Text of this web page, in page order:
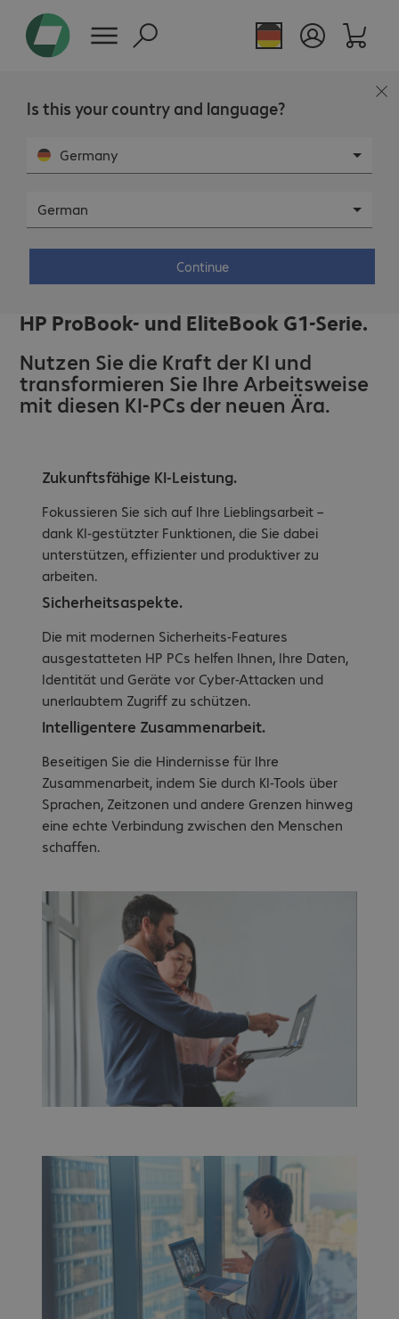
Is this your country and language?
Germany
German
Continue
HP ProBook- und EliteBook G1-Serie.
Nutzen Sie die Kraft der KI und
transformieren Sie Ihre Arbeitsweise
mit diesen KI-PCs der neuen Ära.
Zukunftsfähige KI-Leistung.
Fokussieren Sie sich auf Ihre Lieblingsarbeit –
dank KI-gestützter Funktionen, die Sie dabei
unterstützen, effizienter und produktiver zu
arbeiten.
Sicherheitsaspekte.
Die mit modernen Sicherheits-Features
ausgestatteten HP PCs helfen Ihnen, Ihre Daten,
Identität und Geräte vor Cyber-Attacken und
unerlaubtem Zugriff zu schützen.
Intelligentere Zusammenarbeit.
Beseitigen Sie die Hindernisse für Ihre
Zusammenarbeit, indem Sie durch KI-Tools über
Sprachen, Zeitzonen und andere Grenzen hinweg
eine echte Verbindung zwischen den Menschen
schaffen.